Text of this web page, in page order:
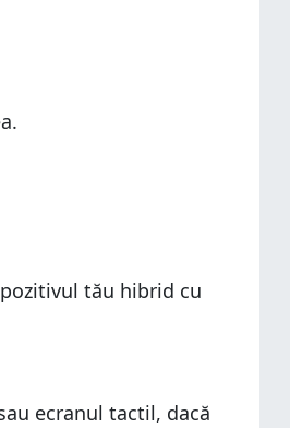
tău hibrid cu
ecranul tactil, dacă